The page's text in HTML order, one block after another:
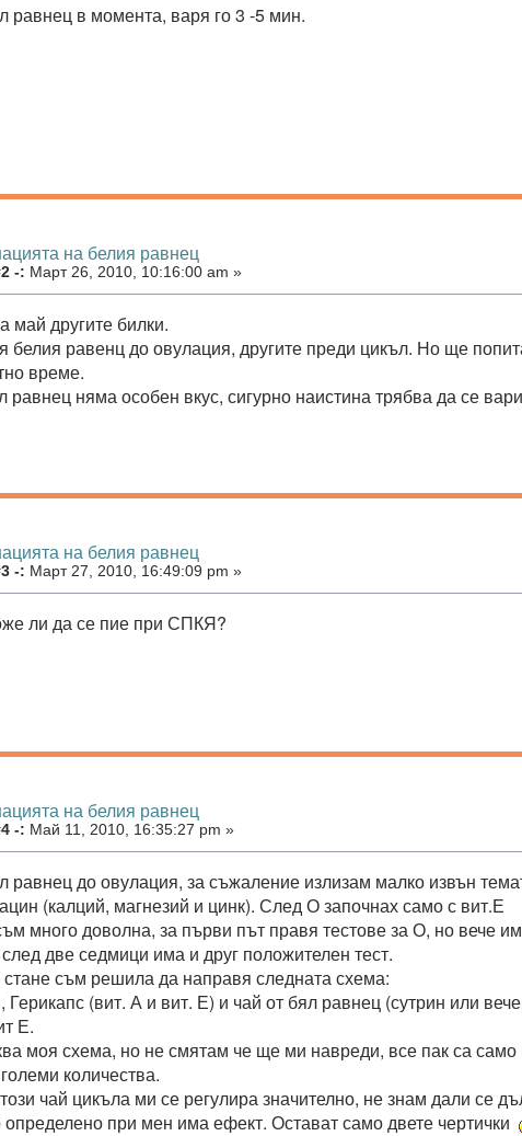
равнец в момента, варя го 3 -5 мин.
на белия равнец
-: Март 26, 2010, 10:16:00 am »
май другите билки.
равенц до овулация, другите преди цикъл. Но ще
време.
равнец няма особен вкус, сигурно наистина трябва да се
на белия равнец
-: Март 27, 2010, 16:49:09 pm »
ли да се пие при СПКЯ?
на белия равнец
-: Май 11, 2010, 16:35:27 pm »
равнец до овулация, за съжаление излизам малко извън
(калций, магнезий и цинк). След О започнах само с вит.Е
много доволна, за първи път правя тестове за О, но вече
две седмици има и друг положителен тест.
стане съм решила да направя следната схема:
(вит. А и вит. Е) и чай от бял равнец (сутрин или
Е.
моя схема, но не смятам че ще ми навреди, все пак са
количества.
чай цикъла ми се регулира значително, не знам дали се
при мен има ефект. Остават само двете чертички